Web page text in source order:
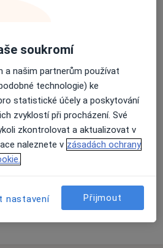
soukromí
a našim partnerům používat
technologie) ke
statistické účely a poskytování
zvyklostí při procházení. Své
zkontrolovat a aktualizovat v
naleznete v zásadách ochrany
nastavení Přijmout